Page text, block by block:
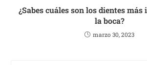
¿Sabes cuáles son los dientes
la boca?
marzo 30, 2023